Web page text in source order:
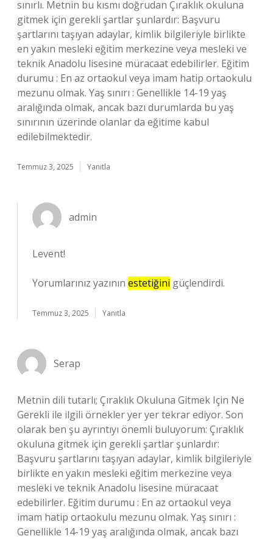
sınırlı. Metnin bu kısmı doğrudan Çıraklık okuluna
gitmek için gerekli şartlar şunlardır: Başvuru
şartlarını taşıyan adaylar, kimlik bilgileriyle birlikte
en yakın mesleki eğitim merkezine veya mesleki ve
teknik Anadolu lisesine müracaat edebilirler. Eğitim
durumu : En az ortaokul veya imam hatip ortaokulu
mezunu olmak. Yaş sınırı : Genellikle 14-19 yaş
aralığında olmak, ancak bazı durumlarda bu yaş
sınırının üzerinde olanlar da eğitime kabul
edilebilmektedir.
Temmuz 3, 2025 Yanıtla
admin
Levent!
Yorumlarınız yazının estetiğini güçlendirdi.
Temmuz 3, 2025 Yanıtla
Serap
Metnin dili tutarlı; Çıraklık Okuluna Gitmek Için Ne
Gerekli ile ilgili örnekler yer yer tekrar ediyor. Son
olarak ben şu ayrıntıyı önemli buluyorum: Çıraklık
okuluna gitmek için gerekli şartlar şunlardır:
Başvuru şartlarını taşıyan adaylar, kimlik bilgileriyle
birlikte en yakın mesleki eğitim merkezine veya
mesleki ve teknik Anadolu lisesine müracaat
edebilirler. Eğitim durumu : En az ortaokul veya
imam hatip ortaokulu mezunu olmak. Yaş sınırı :
Genellikle 14-19 yaş aralığında olmak, ancak bazı